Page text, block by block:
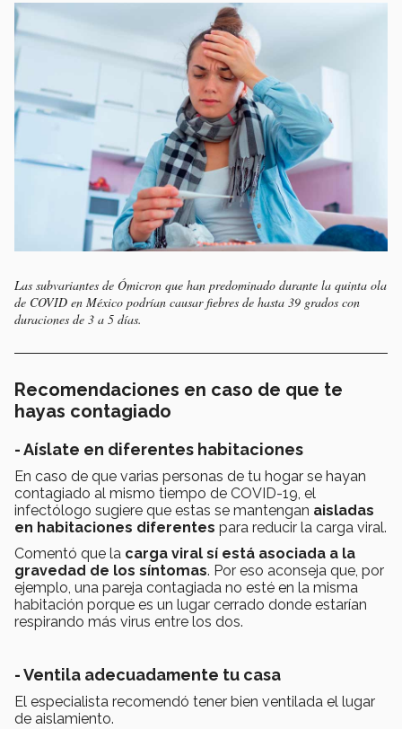
Las subvariantes de Ómicron que han predominado durante la quinta ola
de COVID en México podrían causar fiebres de hasta 39 grados con
duraciones de 3 a 5 días.
Recomendaciones en caso de que te
hayas contagiado
- Aíslate en diferentes habitaciones
En caso de que varias personas de tu hogar se hayan
contagiado al mismo tiempo de COVID-19, el
infectólogo sugiere que estas se mantengan aisladas
en habitaciones diferentes para reducir la carga viral.
Comentó que la carga viral sí está asociada a la
gravedad de los síntomas. Por eso aconseja que, por
ejemplo, una pareja contagiada no esté en la misma
habitación porque es un lugar cerrado donde estarían
respirando más virus entre los dos.
- Ventila adecuadamente tu casa
El especialista recomendó tener bien ventilada el lugar
de aislamiento.